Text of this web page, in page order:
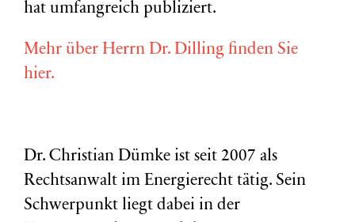
hat umfangreich publiziert.
Mehr über Herrn Dr. Dilling finden Sie
hier.
Dr. Christian Dümke ist seit 2007 als
Rechtsanwalt im Energierecht tätig. Sein
Schwerpunkt liegt dabei in der